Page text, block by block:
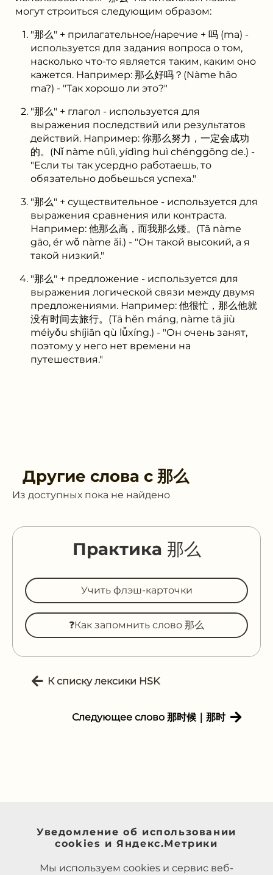
могут строиться следующим образом:
"那么" + прилагательное/наречие + 吗 (ma) -
используется для задания вопроса о том,
насколько что-то является таким, каким оно
кажется. Например: 那么好吗？(Nàme hǎo
ma?) - "Так хорошо ли это?"
"那么" + глагол - используется для
выражения последствий или результатов
действий. Например: 你那么努力，一定会成功
的。(Nǐ nàme nǔlì, yídìng huì chénggōng de.) -
"Если ты так усердно работаешь, то
обязательно добьешься успеха."
"那么" + существительное - используется для
выражения сравнения или контраста.
Например: 他那么高，而我那么矮。(Tā nàme
gāo, ér wǒ nàme ǎi.) - "Он такой высокий, а я
такой низкий."
"那么" + предложение - используется для
выражения логической связи между двумя
предложениями. Например: 他很忙，那么他就
没有时间去旅行。(Tā hěn máng, nàme tā jiù
méiyǒu shíjiān qù lǚxíng.) - "Он очень занят,
поэтому у него нет времени на
путешествия."
Другие слова с 那么
Из доступных пока не найдено
Практика 那么
Учить флэш-карточки
❓Как запомнить слово 那么
К списку лексики HSK
Следующее слово 那时候｜那时
Уведомление об использовании
cookies и Яндекс.Метрики
Мы используем cookies и сервис веб-